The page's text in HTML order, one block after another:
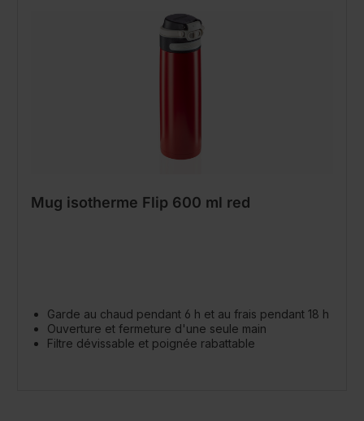
Mug isotherme Flip 600 ml red
Garde au chaud pendant 6 h et au frais pendant 18 h
Ouverture et fermeture d'une seule main
Filtre dévissable et poignée rabattable